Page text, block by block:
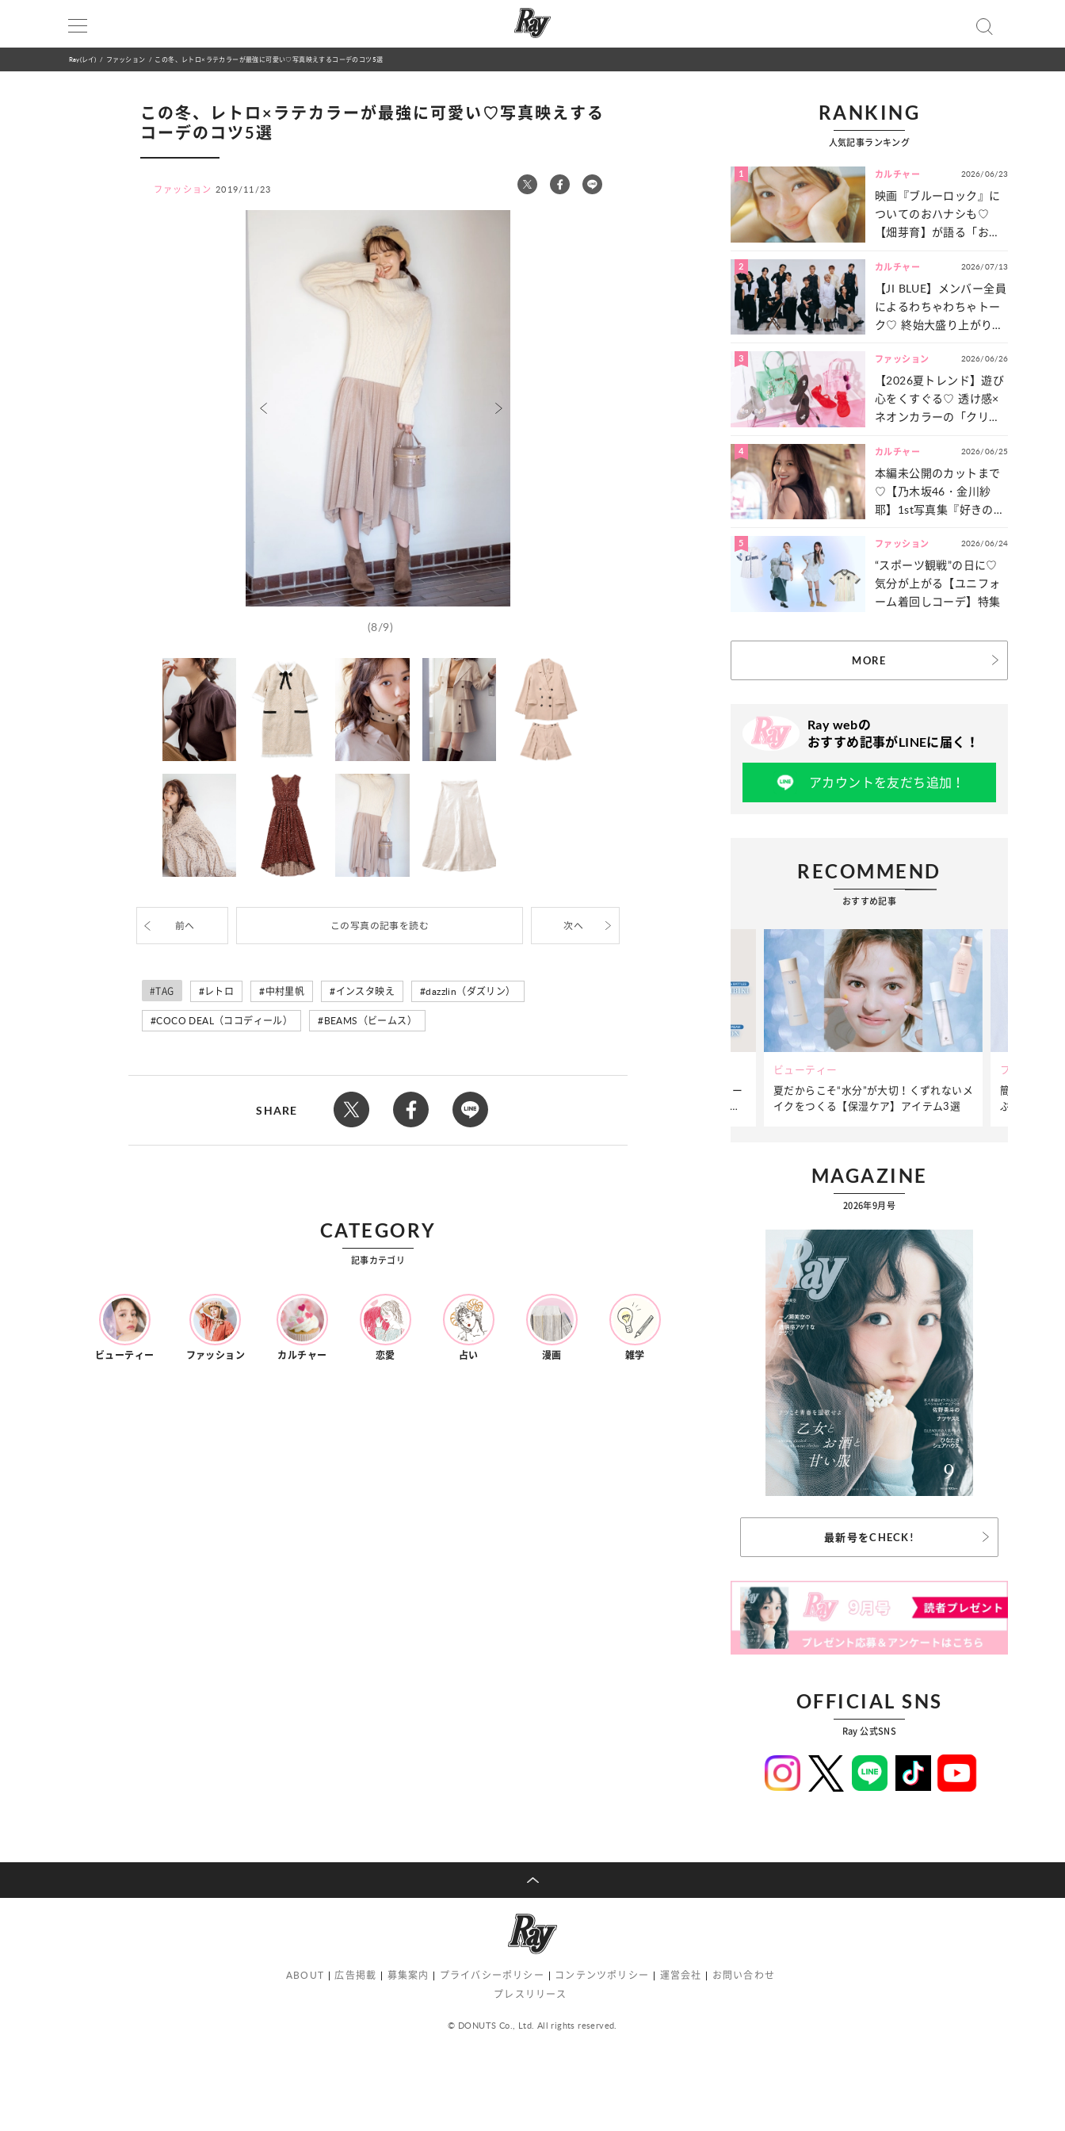
Ray(レイ) ファッション この冬、レトロ×ラテカラーが最強に可愛い♡写真映えするコーデのコツ5選
この冬、レトロ×ラテカラーが最強に可愛い♡写真映えする
コーデのコツ5選
ファッション 2019/11/23
(8/9)
前へ この写真の記事を読む 次へ
#TAG レトロ 中村里帆 インスタ映え dazzlin（ダズリン）
COCO DEAL（ココディール） BEAMS（ビームス）
SHARE
RANKING
人気記事ランキング
1 カルチャー 2026/06/23
映画『ブルーロック』に
ついてのおハナシも♡
【畑芽育】が語る「お仕
は？
2 カルチャー 2026/07/13
【JI BLUE】メンバー全員
によるわちゃわちゃトー
ク♡ 終始大盛り上がりだ
一気見せ！
3 ファッション 2026/06/26
【2026夏トレンド】遊び
心をくすぐる♡ 透け感×
ネオンカラーの「クリア
4 カルチャー 2026/06/25
本編未公開のカットまで
♡【乃木坂46・金川紗
耶】1st写真集『好きのグ
たっぷりとお届け！
5 ファッション 2026/06/24
“スポーツ観戦”の日に♡
気分が上がる【ユニフォ
ーム着回しコーデ】特集
MORE
Ray webの
おすすめ記事がLINEに届く！
アカウントを友だち追加！
RECOMMEND
おすすめ記事
【12星座別】今月の恋愛運♡ 7月23日～
8月20日の運勢は？
【Dリーグ】Ray世代注目のプロダンサー
集団♡ 各チームを彩る「イケメンダンサ
ー」特集
夏だからこそ“水分”が大切！くずれないメ
イクをつくる【保湿ケア】アイテム3選
簡単アレンジで別人顔に♡ こ
ぷりの【そでロールアップ】
MAGAZINE
2026年9月号
最新号をCHECK!
OFFICIAL SNS
Ray 公式SNS
CATEGORY
記事カテゴリ
ビューティー ファッション カルチャー 恋愛 占い 漫画 雑学
ABOUT 広告掲載 募集案内 プライバシーポリシー コンテンツポリシー 運営会社
お問い合わせ
プレスリリース
© DONUTS Co., Ltd. All rights reserved.